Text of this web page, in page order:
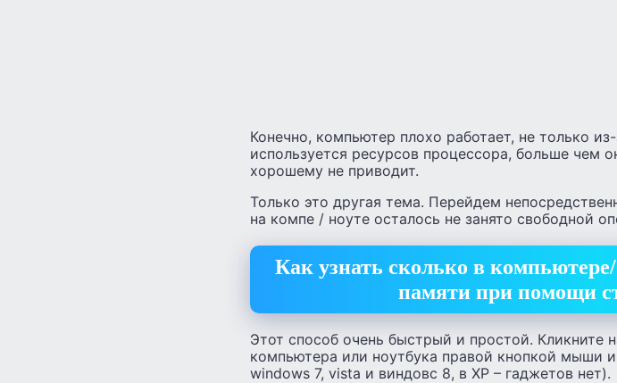
Конечно, компьютер плохо работает, не только
используется ресурсов процессора, больше чем
хорошему не приводит.
Только это другая тема. Перейдем
на компе / ноуте осталось не занято свободной
Как узнать сколько в
памяти при помощи
Этот способ очень быстрый и простой. Кликните
компьютера или ноутбука правой кнопкой мыши
windows 7, vista и виндовс 8, в XP – гаджетов нет).